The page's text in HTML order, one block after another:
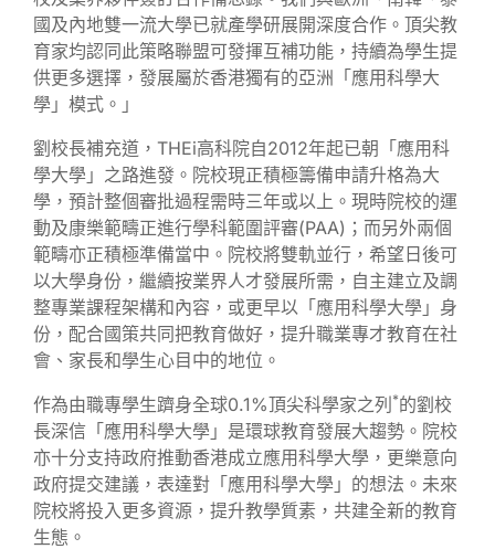
國及內地雙一流大學已就產學研展開深度合作。頂尖教
育家均認同此策略聯盟可發揮互補功能，持續為學生提
供更多選擇，發展屬於香港獨有的亞洲「應用科學大
學」模式。」
劉校長補充道，THEi高科院自2012年起已朝「應用科
學大學」之路進發。院校現正積極籌備申請升格為大
學，預計整個審批過程需時三年或以上。現時院校的運
動及康樂範疇正進行學科範圍評審(PAA)；而另外兩個
範疇亦正積極準備當中。院校將雙軌並行，希望日後可
以大學身份，繼續按業界人才發展所需，自主建立及調
整專業課程架構和內容，或更早以「應用科學大學」身
份，配合國策共同把教育做好，提升職業專才教育在社
會、家長和學生心目中的地位。
作為由職專學生躋身全球0.1%頂尖科學家之列 *的劉校
長深信「應用科學大學」是環球教育發展大趨勢。院校
亦十分支持政府推動香港成立應用科學大學，更樂意向
政府提交建議，表達對「應用科學大學」的想法。未來
院校將投入更多資源，提升教學質素，共建全新的教育
生態。